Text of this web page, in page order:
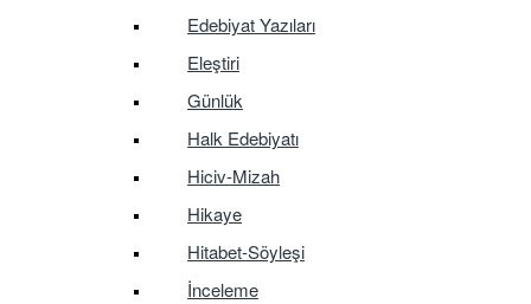
Edebiyat Yazıları
Eleştiri
Günlük
Halk Edebiyatı
Hiciv-Mizah
Hikaye
Hitabet-Söyleşi
İnceleme